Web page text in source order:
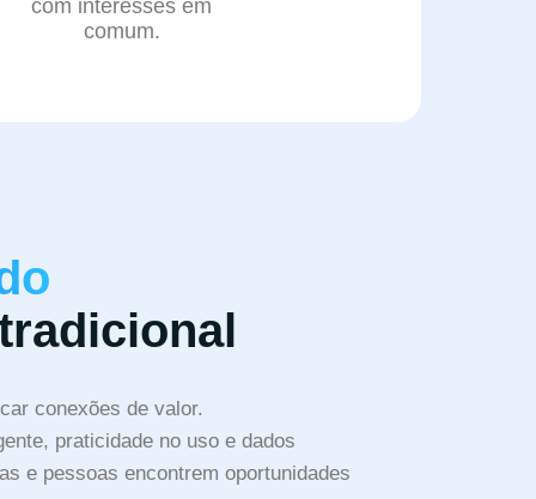
com interesses em
comum.
conexões de valor.
praticidade no uso e dados
e pessoas encontrem oportunidades